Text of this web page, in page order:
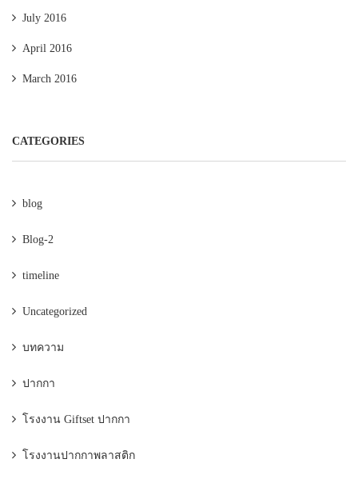
July 2016
April 2016
March 2016
CATEGORIES
blog
Blog-2
timeline
Uncategorized
บทความ
ปากกา
โรงงาน Giftset ปากกา
โรงงานปากกาพลาสติก